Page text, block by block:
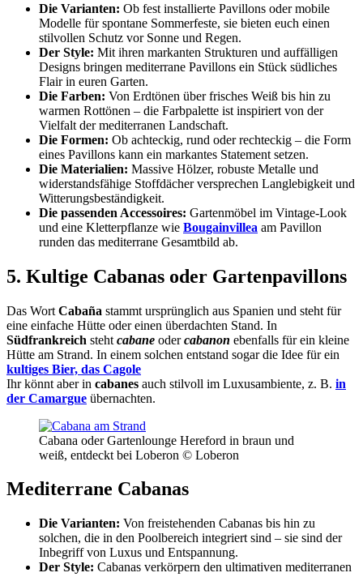
Die Varianten: Ob fest installierte Pavillons oder mobile
Modelle für spontane Sommerfeste, sie bieten euch einen
stilvollen Schutz vor Sonne und Regen.
Der Style: Mit ihren markanten Strukturen und auffälligen
Designs bringen mediterrane Pavillons ein Stück südliches
Flair in euren Garten.
Die Farben: Von Erdtönen über frisches Weiß bis hin zu
warmen Rottönen – die Farbpalette ist inspiriert von der
Vielfalt der mediterranen Landschaft.
Die Formen: Ob achteckig, rund oder rechteckig – die Form
eines Pavillons kann ein markantes Statement setzen.
Die Materialien: Massive Hölzer, robuste Metalle und
widerstandsfähige Stoffdächer versprechen Langlebigkeit und
Witterungsbeständigkeit.
Die passenden Accessoires: Gartenmöbel im Vintage-Look
und eine Kletterpflanze wie Bougainvillea am Pavillon
runden das mediterrane Gesamtbild ab.
5. Kultige Cabanas oder Gartenpavillons
Das Wort Cabaña stammt ursprünglich aus Spanien und steht für
eine einfache Hütte oder einen überdachten Stand. In
Südfrankreich steht cabane odercabanon ebenfalls für ein kleine
Hütte am Strand. In einem solchen entstand sogar die Idee für ein
kultiges Bier, das Cagole
Ihr könnt aber in cabanes auch stilvoll im Luxusambiente, z. B. in
der Camargue übernachten.
Cabana oder Gartenlounge Hereford in braun und
weiß, entdeckt bei Loberon © Loberon
Mediterrane Cabanas
Die Varianten: Von freistehenden Cabanas bis hin zu
solchen, die in den Poolbereich integriert sind – sie sind der
Inbegriff von Luxus und Entspannung.
Der Style: Cabanas verkörpern den ultimativen mediterranen